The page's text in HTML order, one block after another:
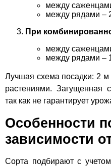
между
между рядами –
При
между
между рядами –
Лучшая схема посадки: 2
растениями. Загущенная
так как не гарантирует
Особенности
зависимости
Сорта подбирают с